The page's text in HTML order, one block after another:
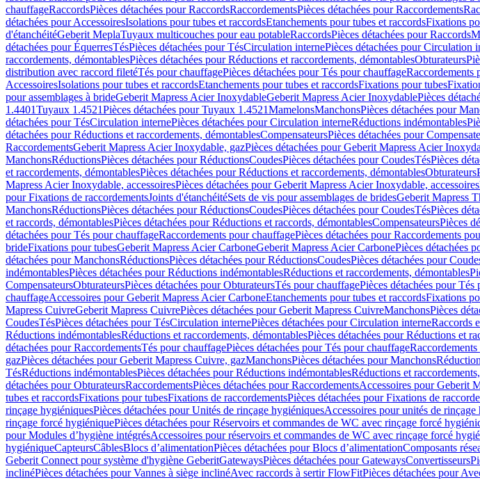
chauffageRaccordsPièces détachées pour RaccordsRaccordementsPièces détachées pour Raccordements
détachées pour AccessoiresIsolations pour tubes et raccordsEtanchements pour tubes et raccordsFixations
d'étanchéitéGeberit MeplaTuyaux multicouches pour eau potableRaccordsPièces détachées pour Raccords
détachées pour ÉquerresTésPièces détachées pour TésCirculation internePièces détachées pour Circulation
raccordements, démontablesPièces détachées pour Réductions et raccordements, démontablesObturateurs
distribution avec raccord filetéTés pour chauffagePièces détachées pour Tés pour chauffageRaccordements
AccessoiresIsolations pour tubes et raccordsEtanchements pour tubes et raccordsFixations pour tubes
pour assemblages à brideGeberit Mapress Acier InoxydableGeberit Mapress Acier InoxydablePièces
1.4401Tuyaux 1.4521Pièces détachées pour Tuyaux 1.4521MamelonsManchonsPièces détachées pour
détachées pour TésCirculation internePièces détachées pour Circulation interneRéductions indémontables
détachées pour Réductions et raccordements, démontablesCompensateursPièces détachées pour
RaccordementsGeberit Mapress Acier Inoxydable, gazPièces détachées pour Geberit Mapress Acier
ManchonsRéductionsPièces détachées pour RéductionsCoudesPièces détachées pour CoudesTésPièces
et raccordements, démontablesPièces détachées pour Réductions et raccordements, démontablesObturateurs
Mapress Acier Inoxydable, accessoiresPièces détachées pour Geberit Mapress Acier Inoxydable, accessoires
pour Fixations de raccordementsJoints d'étanchéitéSets de vis pour assemblages de bridesGeberit Mapress
ManchonsRéductionsPièces détachées pour RéductionsCoudesPièces détachées pour CoudesTésPièces
et raccords, démontablesPièces détachées pour Réductions et raccords, démontablesCompensateursPièces
détachées pour Tés pour chauffageRaccordements pour chauffagePièces détachées pour Raccordements
brideFixations pour tubesGeberit Mapress Acier CarboneGeberit Mapress Acier CarbonePièces détachées
détachées pour ManchonsRéductionsPièces détachées pour RéductionsCoudesPièces détachées pour
indémontablesPièces détachées pour Réductions indémontablesRéductions et raccordements, démontables
CompensateursObturateursPièces détachées pour ObturateursTés pour chauffagePièces détachées pour Tés
chauffageAccessoires pour Geberit Mapress Acier CarboneEtanchements pour tubes et raccordsFixations
Mapress CuivreGeberit Mapress CuivrePièces détachées pour Geberit Mapress CuivreManchonsPièces
CoudesTésPièces détachées pour TésCirculation internePièces détachées pour Circulation interneRaccords
Réductions indémontablesRéductions et raccordements, démontablesPièces détachées pour Réductions et
détachées pour RaccordementsTés pour chauffagePièces détachées pour Tés pour chauffage
gazPièces détachées pour Geberit Mapress Cuivre, gazManchonsPièces détachées pour Manchons
TésRéductions indémontablesPièces détachées pour Réductions indémontablesRéductions et
détachées pour ObturateursRaccordementsPièces détachées pour RaccordementsAccessoires pour Geberit
tubes et raccordsFixations pour tubesFixations de raccordementsPièces détachées pour Fixations de
rinçage hygiéniquesPièces détachées pour Unités de rinçage hygiéniquesAccessoires pour unités de rinçage
rinçage forcé hygiéniquePièces détachées pour Réservoirs et commandes de WC avec rinçage forcé
pour Modules d’hygiène intégrésAccessoires pour réservoirs et commandes de WC avec rinçage forcé
hygiéniqueCapteursCâblesBlocs d’alimentationPièces détachées pour Blocs d’alimentationComposants
Geberit Connect pour système d'hygiène GeberitGatewaysPièces détachées pour GatewaysConvertisseurs
inclinéPièces détachées pour Vannes à siège inclinéAvec raccords à sertir FlowFitPièces détachées pour